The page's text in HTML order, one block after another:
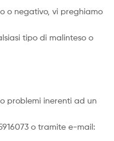
o negativo, vi preghiamo
tipo di malinteso o
problemi inerenti ad un
o tramite e-mail: